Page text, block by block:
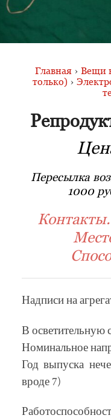
Главная › Вещи
только) ›
Пересылка
1000
Надписи на
В осветительную
Номинальное
Год выпуска
вроде 7)